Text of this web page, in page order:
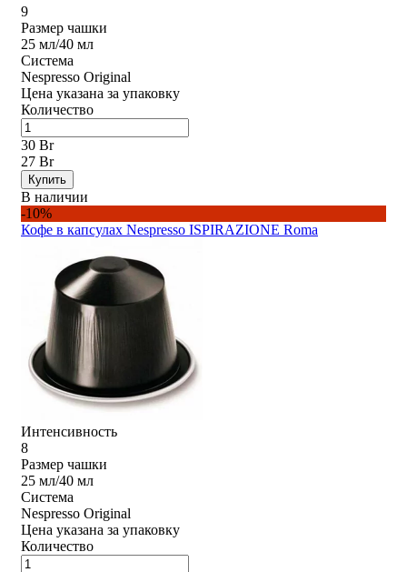
9
Размер чашки
25 мл/40 мл
Система
Nespresso Original
Цена указана за упаковку
Количество
30 Br
27 Br
Купить
В наличии
-10%
Кофе в капсулах Nespresso ISPIRAZIONE Roma
Интенсивность
8
Размер чашки
25 мл/40 мл
Система
Nespresso Original
Цена указана за упаковку
Количество